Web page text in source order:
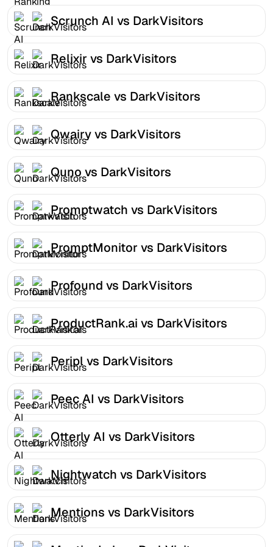
Scrunch AI vs DarkVisitors
Relixir vs DarkVisitors
Rankscale vs DarkVisitors
Qwairy vs DarkVisitors
Quno vs DarkVisitors
Promptwatch vs DarkVisitors
PromptMonitor vs DarkVisitors
Profound vs DarkVisitors
ProductRank.ai vs DarkVisitors
Peripl vs DarkVisitors
Peec AI vs DarkVisitors
Otterly AI vs DarkVisitors
Nightwatch vs DarkVisitors
Mentions vs DarkVisitors